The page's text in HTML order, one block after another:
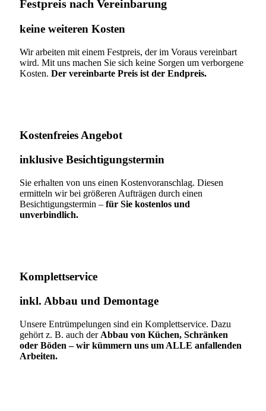
Festpreis nach Vereinbarung
keine weiteren Kosten
Wir arbeiten mit einem Festpreis, der im Voraus vereinbart
wird. Mit uns machen Sie sich keine Sorgen um verborgene
Kosten. Der vereinbarte Preis ist der Endpreis.
Kostenfreies Angebot
inklusive Besichtigungstermin
Sie erhalten von uns einen Kostenvoranschlag. Diesen
ermitteln wir bei größeren Aufträgen durch einen
Besichtigungstermin – für Sie kostenlos und
unverbindlich.
Komplettservice​
inkl. Abbau und Demontage​
Unsere Entrümpelungen sind ein Komplettservice. Dazu
gehört z. B. auch der Abbau von Küchen, Schränken
oder Böden – wir kümmern uns um ALLE anfallenden
Arbeiten.